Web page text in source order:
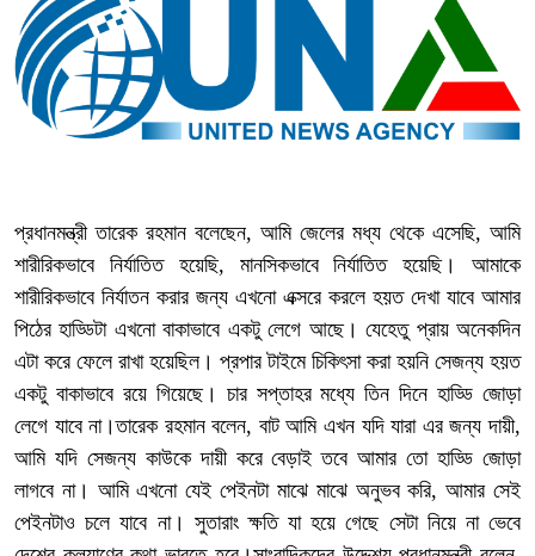
প্রধানমন্ত্রী তারেক রহমান বলেছেন, আমি জেলের মধ্য থেকে এসেছি, আমি
শারীরিকভাবে নির্যাতিত হয়েছি, মানসিকভাবে নির্যাতিত হয়েছি। আমাকে
শারীরিকভাবে নির্যাতন করার জন্য এখনো এক্সরে করলে হয়ত দেখা যাবে আমার
পিঠের হাড্ডিটা এখনো বাকাভাবে একটু লেগে আছে। যেহেতু প্রায় অনেকদিন
এটা করে ফেলে রাখা হয়েছিল। প্রপার টাইমে চিকিৎসা করা হয়নি সেজন্য হয়ত
একটু বাকাভাবে রয়ে গিয়েছে। চার সপ্তাহর মধ্যে তিন দিনে হাড্ডি জোড়া
লেগে যাবে না।তারেক রহমান বলেন, বাট আমি এখন যদি যারা এর জন্য দায়ী,
আমি যদি সেজন্য কাউকে দায়ী করে বেড়াই তবে আমার তো হাড্ডি জোড়া
লাগবে না। আমি এখনো যেই পেইনটা মাঝে মাঝে অনুভব করি, আমার সেই
পেইনটাও চলে যাবে না। সুতারাং ক্ষতি যা হয়ে গেছে সেটা নিয়ে না ভেবে